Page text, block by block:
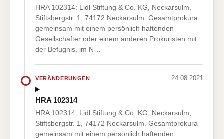
HRA 102314: Lidl Stiftung & Co. KG, Neckarsulm,
Stiftsbergstr. 1, 74172 Neckarsulm. Gesamtprokura
gemeinsam mit einem persönlich haftenden
Gesellschafter oder einem anderen Prokuristen mit
der Befugnis, im N…
VERÄNDERUNGEN 24.08.2021
HRA 102314
HRA 102314: Lidl Stiftung & Co. KG, Neckarsulm,
Stiftsbergstr. 1, 74172 Neckarsulm. Gesamtprokura
gemeinsam mit einem persönlich haftenden